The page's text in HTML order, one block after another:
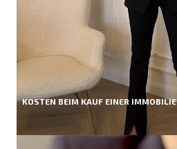
KOSTEN BEIM KAUF EINER IMMOBILIE